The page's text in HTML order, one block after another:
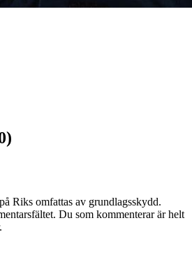
Riks omfattas av grundlagsskydd.
Du som kommenterar är helt